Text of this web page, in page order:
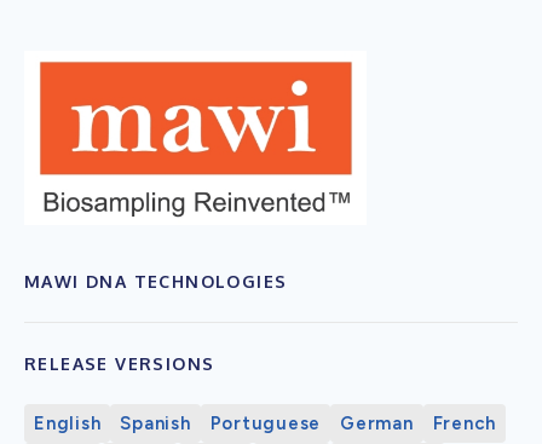
MAWI DNA TECHNOLOGIES
RELEASE VERSIONS
English Spanish Portuguese German French